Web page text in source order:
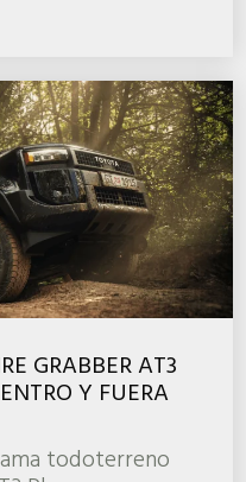
GRABBER AT3
Y FUERA
todoterreno